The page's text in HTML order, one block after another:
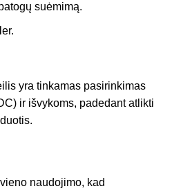
suėmimą.
yra tinkamas pasirinkimas
ir išvykoms, padedant atlikti
naudojimo, kad